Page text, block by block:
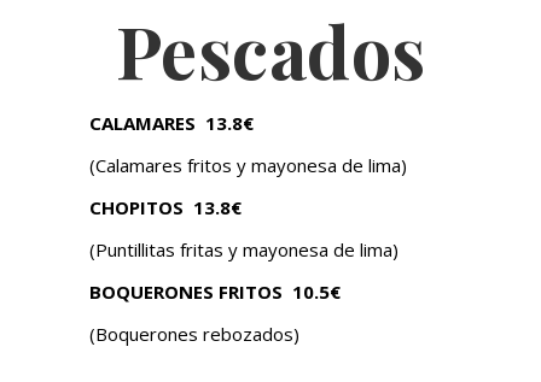
Pescados
CALAMARES 13.8€
(Calamares fritos y mayonesa de lima)
CHOPITOS 13.8€
(Puntillitas fritas y mayonesa de lima)
BOQUERONES FRITOS 10.5€
(Boquerones rebozados)